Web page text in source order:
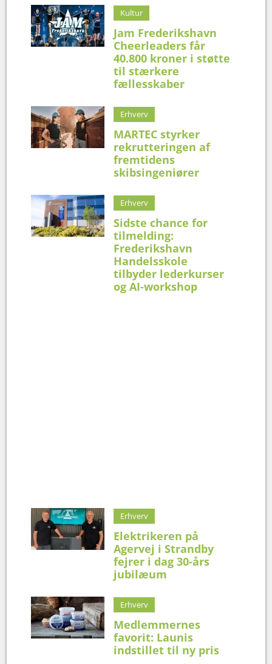
Kultur
Jam Frederikshavn
Cheerleaders får
40.800 kroner i støtte
til stærkere
fællesskaber
Erhverv
MARTEC styrker
rekrutteringen af
fremtidens
skibsingeniører
Erhverv
Sidste chance for
tilmelding:
Frederikshavn
Handelsskole
tilbyder lederkurser
og AI-workshop
Erhverv
Elektrikeren på
Agervej i Strandby
fejrer i dag 30-års
jubilæum
Erhverv
Medlemmernes
favorit: Launis
indstillet til ny pris